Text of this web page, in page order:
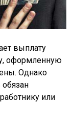
выплату
оформленную
Однако
обязан
или